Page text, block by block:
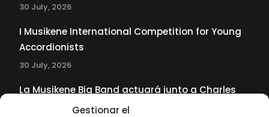
Gestionar el
30 July, 2026
I Musikene International Competition for Young
Accordionists
30 July, 2026
La Musikene Big Band actuará junto a Charles
Tolliver en el 61 Jazzaldia